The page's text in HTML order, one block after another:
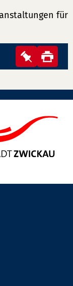
für
Sie
keine
auf
Ihrem